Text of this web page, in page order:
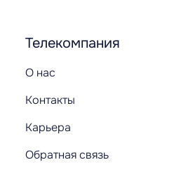
Телекомпания
О нас
Контакты
Карьера
Обратная связь